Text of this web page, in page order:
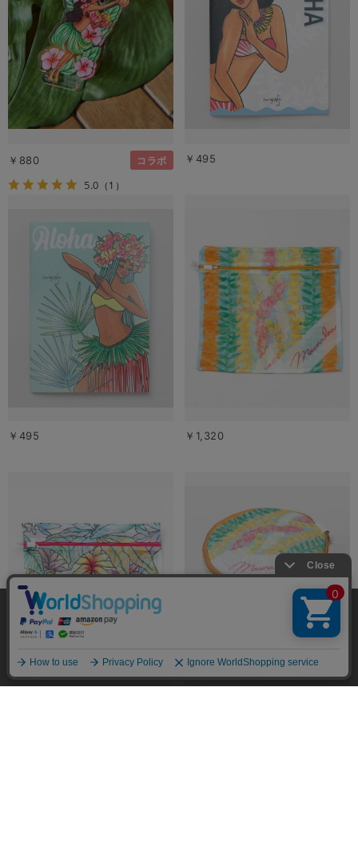
￥880 コラボ
5.0 （1）
￥495
￥495 ￥1,320
当サイトではユーザーの利便性向上やサイト改
善のためにCookieを使用しています。 詳細につ
照ください。
承諾する